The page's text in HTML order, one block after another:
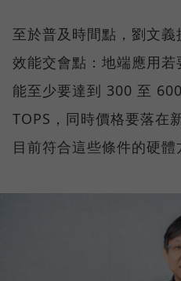
至於普及時間點，劉文
效能交會點：地端應用
能至少要達到 300 至
TOPS，同時價格要落在
目前符合這些條件的硬體